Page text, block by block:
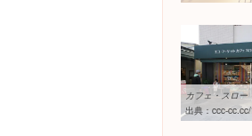
出典： ccc-